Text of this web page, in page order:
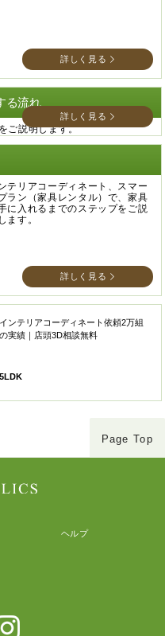
詳しく見る
る流れ
ご説明します。
詳しく見る
テリアコーディネート、スマー
ラン（家具レンタル）で、家具
に入れるまでのステップをご説
ます。
詳しく見る
インテリアコーディネート依頼2万組
の実績｜店頭3D相談無料
5LDK
Page Top
ヘルプ